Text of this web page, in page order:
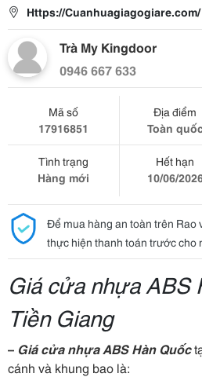
Https://Cuanhuagiagogiare.com/
Trà My Kingdoor
0946 667 633
Mã số
17916851
Địa điểm
Toàn
Tình trạng
Hàng mới
Hết hạn
10/06/
Để mua hàng an toàn trên Rao
thực hiện thanh toán trước cho
Giá cửa nhựa ABS
Tiền Giang
– Giá cửa nhựa ABS Hàn Quốc
cánh và khung bao là: